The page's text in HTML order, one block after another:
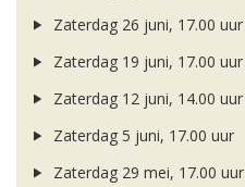
Zaterdag 26 juni, 17.00 uur
Zaterdag 19 juni, 17.00 uur
Zaterdag 12 juni, 14.00 uur
Zaterdag 5 juni, 17.00 uur
Zaterdag 29 mei, 17.00 uur